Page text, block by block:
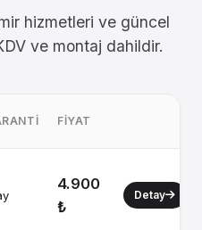
hizmetleri ve güncel
ve montaj dahildir.
FIYAT
4.900
₺
Detay